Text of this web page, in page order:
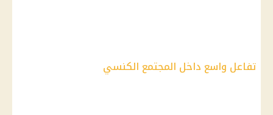
تفاعل واسع داخل المجتمع الكنسي